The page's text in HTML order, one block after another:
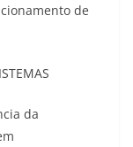
de
da